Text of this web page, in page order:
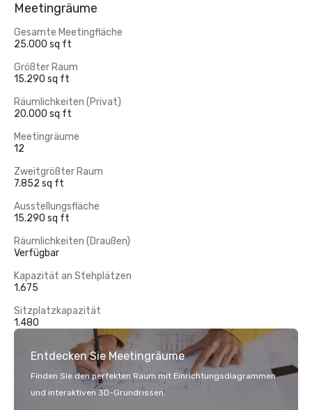
Meetingräume
Gesamte Meetingfläche
25.000 sq ft
Größter Raum
15.290 sq ft
Räumlichkeiten (Privat)
20.000 sq ft
Meetingräume
12
Zweitgrößter Raum
7.852 sq ft
Ausstellungsfläche
15.290 sq ft
Räumlichkeiten (Draußen)
Verfügbar
Kapazität an Stehplätzen
1.675
Sitzplatzkapazität
1.480
Entdecken Sie Meetingräume
Finden Sie den perfekten Raum mit Einrichtungsdiagrammen
und interaktiven 3D-Grundrissen.